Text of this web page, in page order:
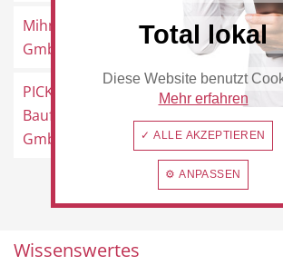
Beauty & Wellness Auto
Handwerk Sport &
Mihm-Bauelemente
GmbH
Am
PICK
Baufachzentrum
GmbH
Bahnstraße 3,
Wissenswertes
Total lokal
Diese Website benutzt
Mehr erfahren
✓ ALLE AKZEPTIEREN
⚙ ANPASSEN